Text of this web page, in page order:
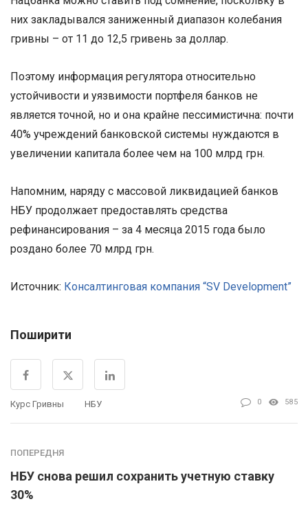
них закладывался заниженный диапазон колебания
гривны – от 11 до 12,5 гривень за доллар.
Поэтому информация регулятора относительно
устойчивости и уязвимости портфеля банков не
является точной, но и она крайне пессимистична: почти
40% учреждений банковской системы нуждаются в
увеличении капитала более чем на 100 млрд грн.
Напомним, наряду с массовой ликвидацией банков
НБУ продолжает предоставлять средства
рефинансирования – за 4 месяца 2015 года было
роздано более 70 млрд грн.
Источник: Консалтинговая компания “SV Development”
Поширити
Курс Гривны НБУ 0 585
ПОПЕРЕДНЯ
НБУ снова решил сохранить учетную ставку
30%